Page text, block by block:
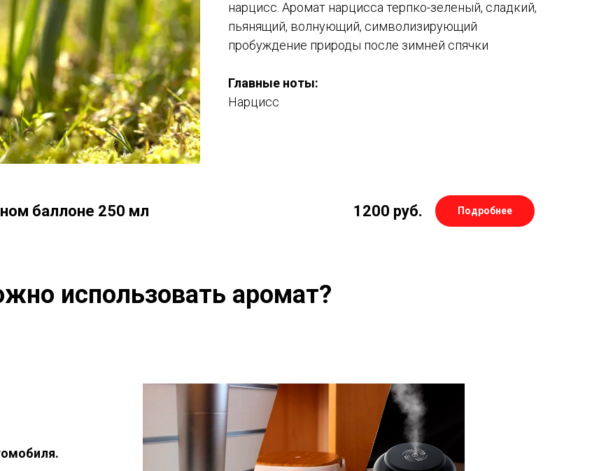
нарцисс. Аромат нарцисса терпко-зеленый, сладкий,
пьянящий, волнующий, символизирующий
пробуждение природы после зимней спячки
Главные ноты:
Нарцисс
баллоне 250 мл 1200 руб. Подробнее
использовать аромат?